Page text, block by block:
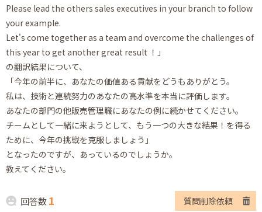
Please lead the others sales executives in your branch to follow
your example.
Let's come together as a team and overcome the challenges of
this year to get another great result ！」
の翻訳結果について、
「今年の前半に、あなたの価値ある貢献をどうもありがとう。
私は、技術と連続努力のあなたの高水準を本当に評価します。
あなたの部門の他販売管理職にあなたの例に続かせてください。
チームとして一緒に来ようとして、もう一つの大きな結果！を得る
ために、今年の挑戦を克服しましょう」
となったのですが、あっているのでしょうか。
教えてください。
回答数1 質問削除依頼